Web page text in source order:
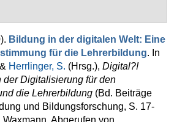
Bildung in der digitalen Welt: Eine
für die Lehrerbildung. In
& Herrlinger, S. (Hrsg.), Digital?!
der Digitalisierung für den
die Lehrerbildung (Bd. Beiträge
und Bildungsforschung, S. 17-
Waxmann. Abgerufen von